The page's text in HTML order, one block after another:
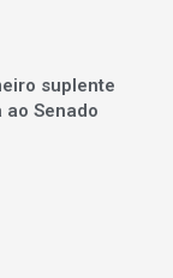
suplente
Senado